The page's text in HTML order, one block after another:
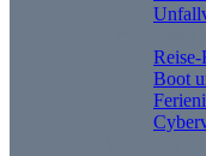
Boot